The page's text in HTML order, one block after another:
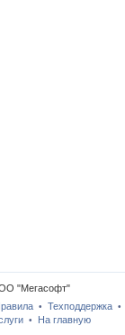
"Мегасофт"
• Техподдержка •
• На главную